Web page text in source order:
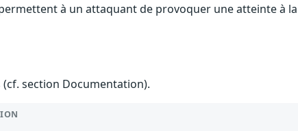
à un attaquant de provoquer une atteinte à
section Documentation).